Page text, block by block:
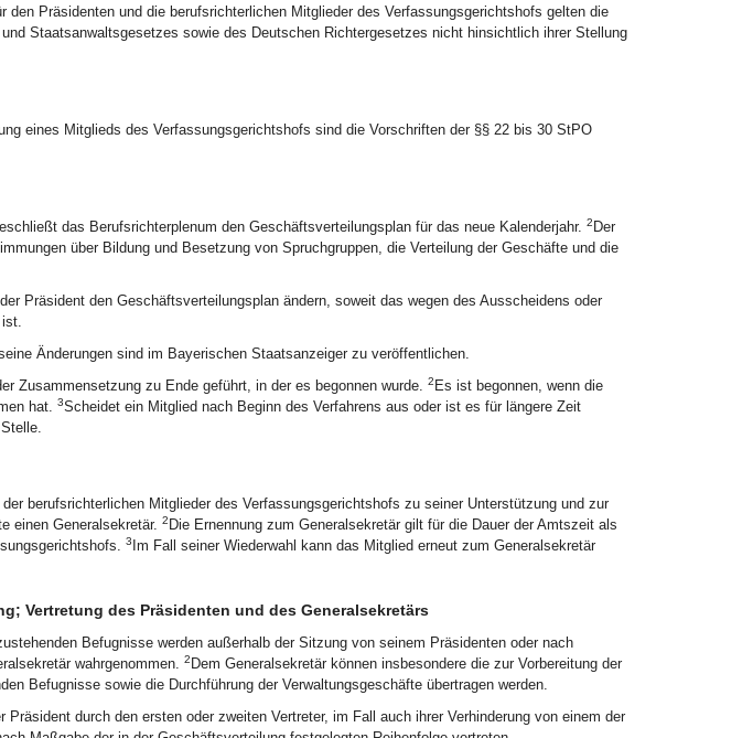
den Präsidenten und die berufsrichterlichen Mitglieder des Verfassungsgerichtshofs gelten die
Staatsanwaltsgesetzes sowie des Deutschen Richtergesetzes nicht hinsichtlich ihrer Stellung
eines Mitglieds des Verfassungsgerichtshofs sind die Vorschriften der §§ 22 bis 30 StPO
das Berufsrichterplenum den Geschäftsverteilungsplan für das neue Kalenderjahr. 2 Der
über Bildung und Besetzung von Spruchgruppen, die Verteilung der Geschäfte und die
Präsident den Geschäftsverteilungsplan ändern, soweit das wegen des Ausscheidens oder
ist.
Änderungen sind im Bayerischen Staatsanzeiger zu veröffentlichen.
Zusammensetzung zu Ende geführt, in der es begonnen wurde. 2 Es ist begonnen, wenn die
hat. 3Scheidet ein Mitglied nach Beginn des Verfahrens aus oder ist es für längere Zeit
berufsrichterlichen Mitglieder des Verfassungsgerichtshofs zu seiner Unterstützung und zur
einen Generalsekretär. 2 Die Ernennung zum Generalsekretär gilt für die Dauer der Amtszeit als
3 Im Fall seiner Wiederwahl kann das Mitglied erneut zum Generalsekretär
Vertretung des Präsidenten und des Generalsekretärs
Befugnisse werden außerhalb der Sitzung von seinem Präsidenten oder nach
wahrgenommen. 2 Dem Generalsekretär können insbesondere die zur Vorbereitung der
Befugnisse sowie die Durchführung der Verwaltungsgeschäfte übertragen werden.
Präsident durch den ersten oder zweiten Vertreter, im Fall auch ihrer Verhinderung von einem der